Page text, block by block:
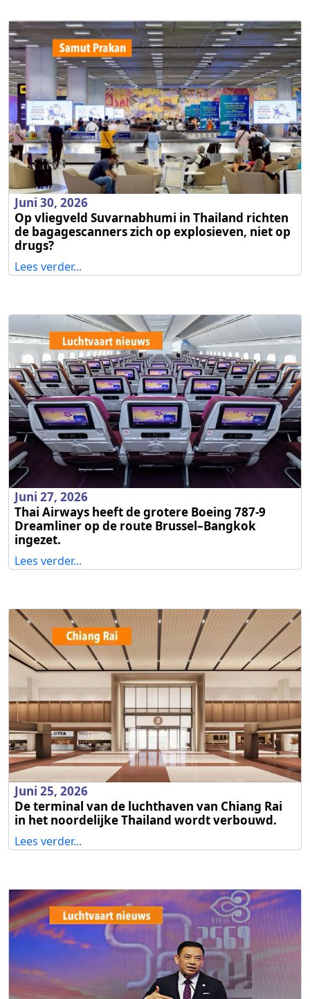
Juni 30, 2026
Op vliegveld Suvarnabhumi in Thailand richten
de bagagescanners zich op explosieven, niet op
drugs?
Lees verder...
Juni 27, 2026
Thai Airways heeft de grotere Boeing 787-9
Dreamliner op de route Brussel–Bangkok
ingezet.
Lees verder...
Juni 25, 2026
De terminal van de luchthaven van Chiang Rai
in het noordelijke Thailand wordt verbouwd.
Lees verder...